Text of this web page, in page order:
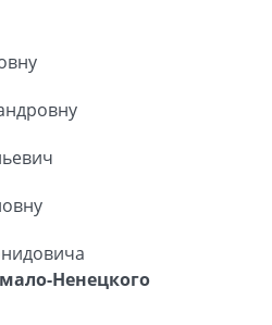
Ненецкого